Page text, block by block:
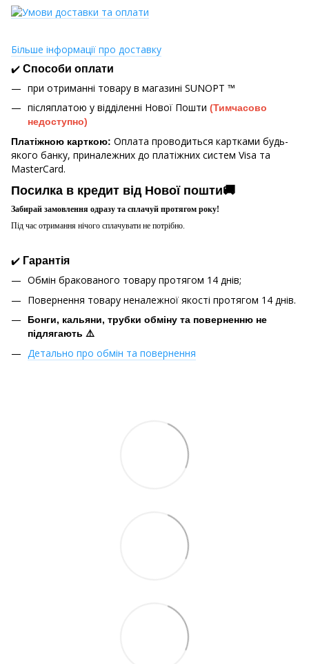
Більше інформації про доставку
✔️ Способи оплати
при отриманні товару в магазині SUNOPT ™
післяплатою у відділенні Нової Пошти (Тимчасово
недоступно)
Платіжною карткою: Оплата проводиться картками будь-
якого банку, приналежних до платіжних систем Visa та
MasterCard.
Посилка в кредит від Нової пошти🚚
Забирай замовлення одразу та сплачуй протягом року!
Під час отримання нічого сплачувати не потрібно.
✔️ Гарантія
Обмін бракованого товару протягом 14 днів;
Повернення товару неналежної якості протягом 14 днів.
Бонги, кальяни, трубки обміну та поверненню не
підлягають ⚠️
Детально про обмін та повернення